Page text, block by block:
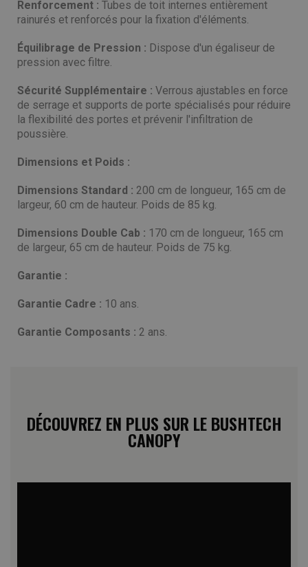
Renforcement : Tubes de toit internes entièrement
rainurés et renforcés pour la fixation d'éléments.
Équilibrage de Pression : Dispose d'un égaliseur de
pression avec filtre.
Sécurité Supplémentaire : Verrous ajustables en force
de serrage et supports de porte spécialisés pour réduire
la flexibilité des portes et prévenir l'infiltration de
poussière.
Dimensions et Poids :
Dimensions Standard : 200 cm de longueur, 165 cm de
largeur, 60 cm de hauteur. Poids de 85 kg.
Dimensions Double Cab : 170 cm de longueur, 165 cm
de largeur, 65 cm de hauteur. Poids de 75 kg.
Garantie :
Garantie Cadre : 10 ans.
Garantie Composants : 2 ans.
DÉCOUVREZ EN PLUS SUR LE BUSHTECH
CANOPY